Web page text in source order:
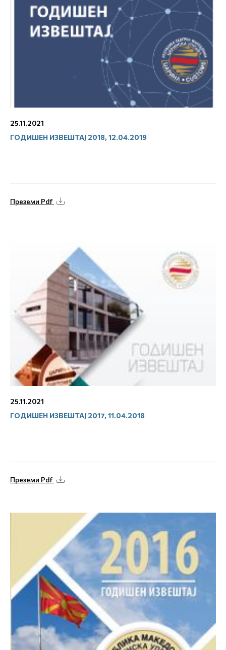
25.11.2021
ГОДИШЕН ИЗВЕШТАЈ 2018, 12.04.2019
Преземи Pdf
25.11.2021
ГОДИШЕН ИЗВЕШТАЈ 2017, 11.04.2018
Преземи Pdf